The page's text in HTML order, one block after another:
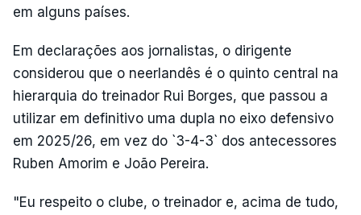
em alguns países.
Em declarações aos jornalistas, o dirigente
considerou que o neerlandês é o quinto central na
hierarquia do treinador Rui Borges, que passou a
utilizar em definitivo uma dupla no eixo defensivo
em 2025/26, em vez do `3-4-3` dos antecessores
Ruben Amorim e João Pereira.
"Eu respeito o clube, o treinador e, acima de tudo,